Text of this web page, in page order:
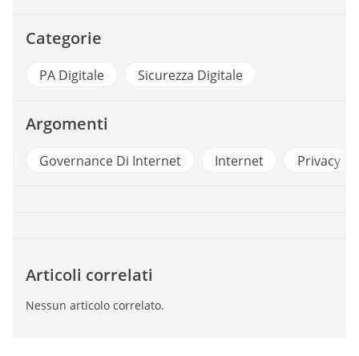
Categorie
PA Digitale Sicurezza Digitale
Argomenti
Governance Di Internet Internet Privacy
Articoli correlati
Nessun articolo correlato.